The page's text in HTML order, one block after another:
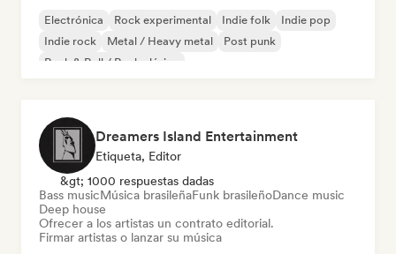
Electrónica Rock experimental Indie folk
Indie pop
Indie rock
Metal / Heavy metal
Post punk
Rock & Roll / Rock clásico
Dreamers Island Entertainment
Etiqueta, Editor
&gt; 1000 respuestas dadas
Bass musicMúsica brasileñaFunk brasileñoDance music
Deep house
Ofrecer a los artistas un contrato editorial.
Firmar artistas o lanzar su música